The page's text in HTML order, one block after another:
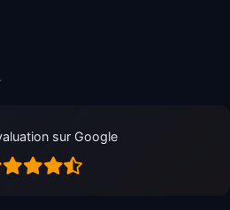
sur Google